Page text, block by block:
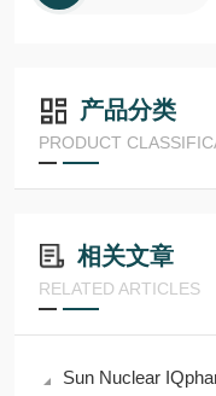
产品分类
PRODUCT
相关文章
RELATED ARTICLES
Sun Nuclear